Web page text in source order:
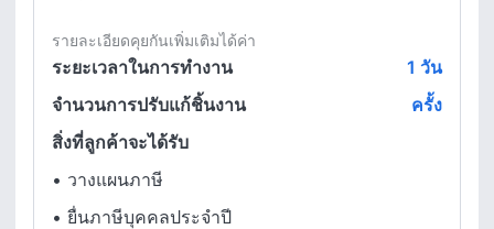
ระยะเวลาในการทำงาน 1 วัน
จำนวนการปรับแก้ชิ้นงาน
ครั้ง
สิ่งที่ลูกค้าจะได้รับ
• วางแผนภาษี
• ยื่นภาษีบุคคลประจำปี